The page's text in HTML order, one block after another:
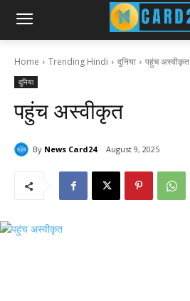
Home Trending Hindi दुनिया पहुंच अस्वीकृत
दुनिया
पहुंच अस्वीकृत
By News Card24 August 9, 2025